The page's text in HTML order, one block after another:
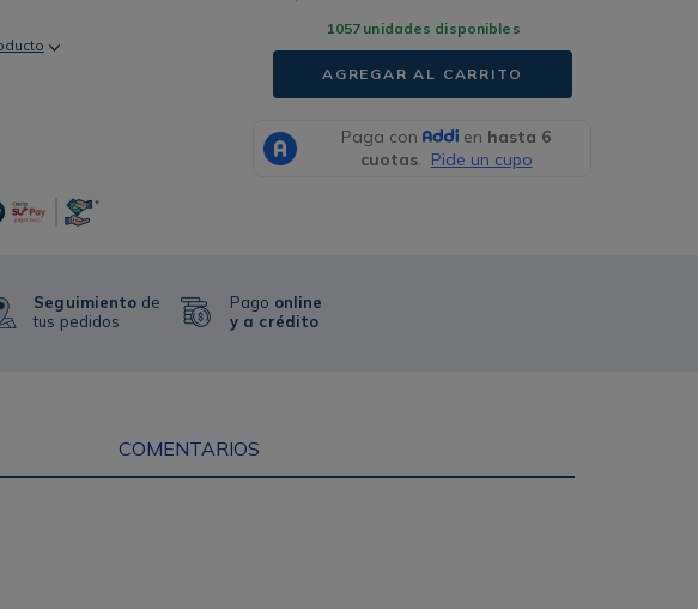
1057 unidades disponibles
AGREGAR AL CARRITO
Seguimiento de
tus pedidos
Pago online
y a crédito
COMENTARIOS